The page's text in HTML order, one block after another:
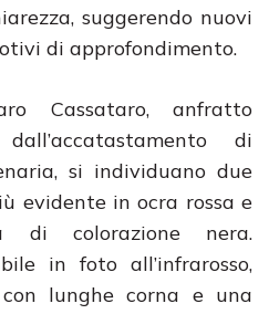
suggerendo nuovi
di approfondimento.
Cassataro, anfratto
di
si individuano due
evidente in ocra rossa e
di colorazione nera.
in foto all’infrarosso,
lunghe corna e una